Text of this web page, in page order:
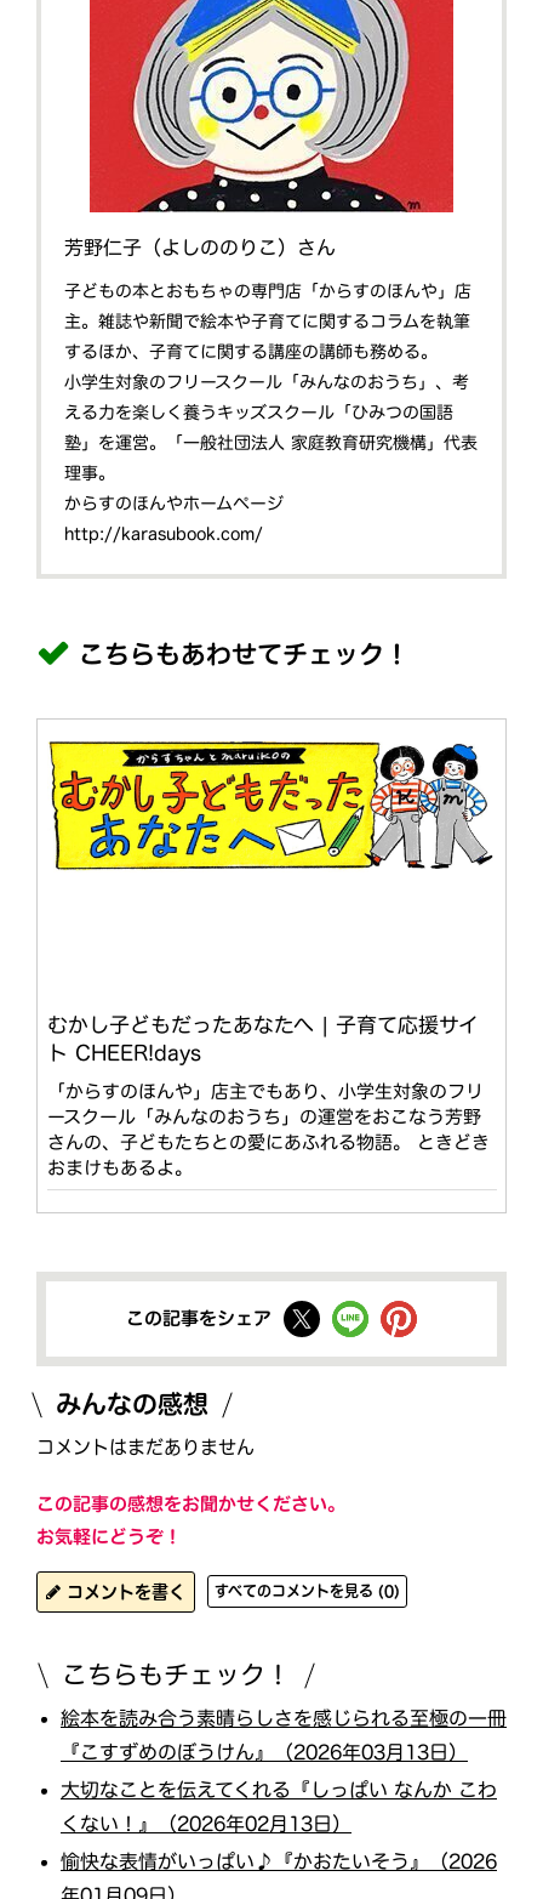
芳野仁子（よしののりこ）さん
子どもの本とおもちゃの専門店「からすのほんや」店
主。雑誌や新聞で絵本や子育てに関するコラムを執筆
するほか、子育てに関する講座の講師も務める。
小学生対象のフリースクール「みんなのおうち」、考
える力を楽しく養うキッズスクール「ひみつの国語
塾」を運営。「一般社団法人 家庭教育研究機構」代表
理事。
からすのほんやホームページ
http://karasubook.com/
こちらもあわせてチェック！
むかし子どもだったあなたへ | 子育て応援サイ
ト CHEER!days
「からすのほんや」店主でもあり、小学生対象のフリ
ースクール「みんなのおうち」の運営をおこなう芳野
さんの、子どもたちとの愛にあふれる物語。 ときどき
おまけもあるよ。
この記事をシェア
みんなの感想
コメントはまだありません
この記事の感想をお聞かせください。
お気軽にどうぞ！
コメントを書く すべてのコメントを見る (0)
こちらもチェック！
絵本を読み合う素晴らしさを感じられる至極の一冊
『こすずめのぼうけん』（2026年03月13日）
大切なことを伝えてくれる『しっぱい なんか こわ
くない！』（2026年02月13日）
愉快な表情がいっぱい♪『かおたいそう』（2026
年01月09日）